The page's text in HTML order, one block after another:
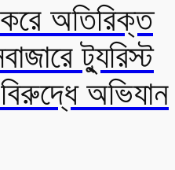
করে অতিরিক্ত
ট্যুরিস্ট
অভিযান